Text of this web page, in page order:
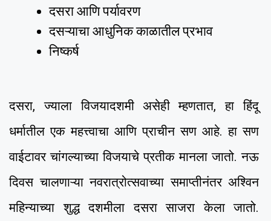
दसरा आणि पर्यावरण
दसऱ्याचा आधुनिक काळातील प्रभाव
निष्कर्ष
दसरा, ज्याला विजयादशमी असेही म्हणतात, हा हिंदू
धर्मातील एक महत्त्वाचा आणि प्राचीन सण आहे. हा सण
वाईटावर चांगल्याच्या विजयाचे प्रतीक मानला जातो. नऊ
दिवस चालणाऱ्या नवरात्रोत्सवाच्या समाप्तीनंतर अश्विन
महिन्याच्या शुद्ध दशमीला दसरा साजरा केला जातो.